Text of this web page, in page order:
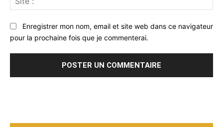
:
Enregistrer mon nom, email et site web dans ce navigateur
pour la prochaine fois que je commenterai.